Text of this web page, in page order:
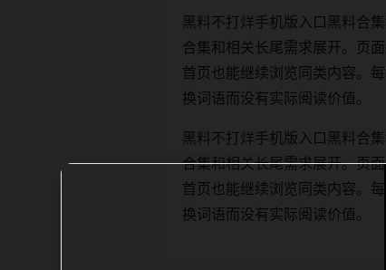
黑料不打烊手机版入口黑料合
合集和相关长尾需求展开。页
首页也能继续浏览同类内容。
换词语而没有实际阅读价值。
黑料不打烊手机版入口黑料合
合集和相关长尾需求展开。页
首页也能继续浏览同类内容。
换词语而没有实际阅读价值。